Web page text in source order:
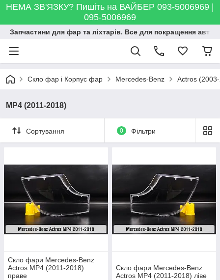
НЕМА ЗВ'ЯЗКУ? Пишіть на ВАЙБЕР 093-5006969 |
095-5006969
Запчастини для фар та ліхтарів. Все для покращення
Скло фар і Корпус фар Mercedes-Benz Actros
MP4 (2011-2018)
Сортування 0 Фільтри
Скло фари Mercedes-Benz
Actros MP4 (2011-2018)
праве
Скло фари Mercedes-Benz
Actros MP4 (2011-2018) ліве